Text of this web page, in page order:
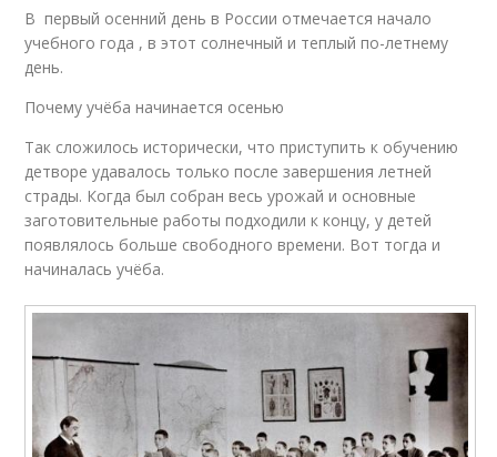
В первый осенний день в России отмечается начало
учебного года , в этот солнечный и теплый по-летнему
день.
Почему учёба начинается осенью
Так сложилось исторически, что приступить к обучению
детворе удавалось только после завершения летней
страды. Когда был собран весь урожай и основные
заготовительные работы подходили к концу, у детей
появлялось больше свободного времени. Вот тогда и
начиналась учёба.